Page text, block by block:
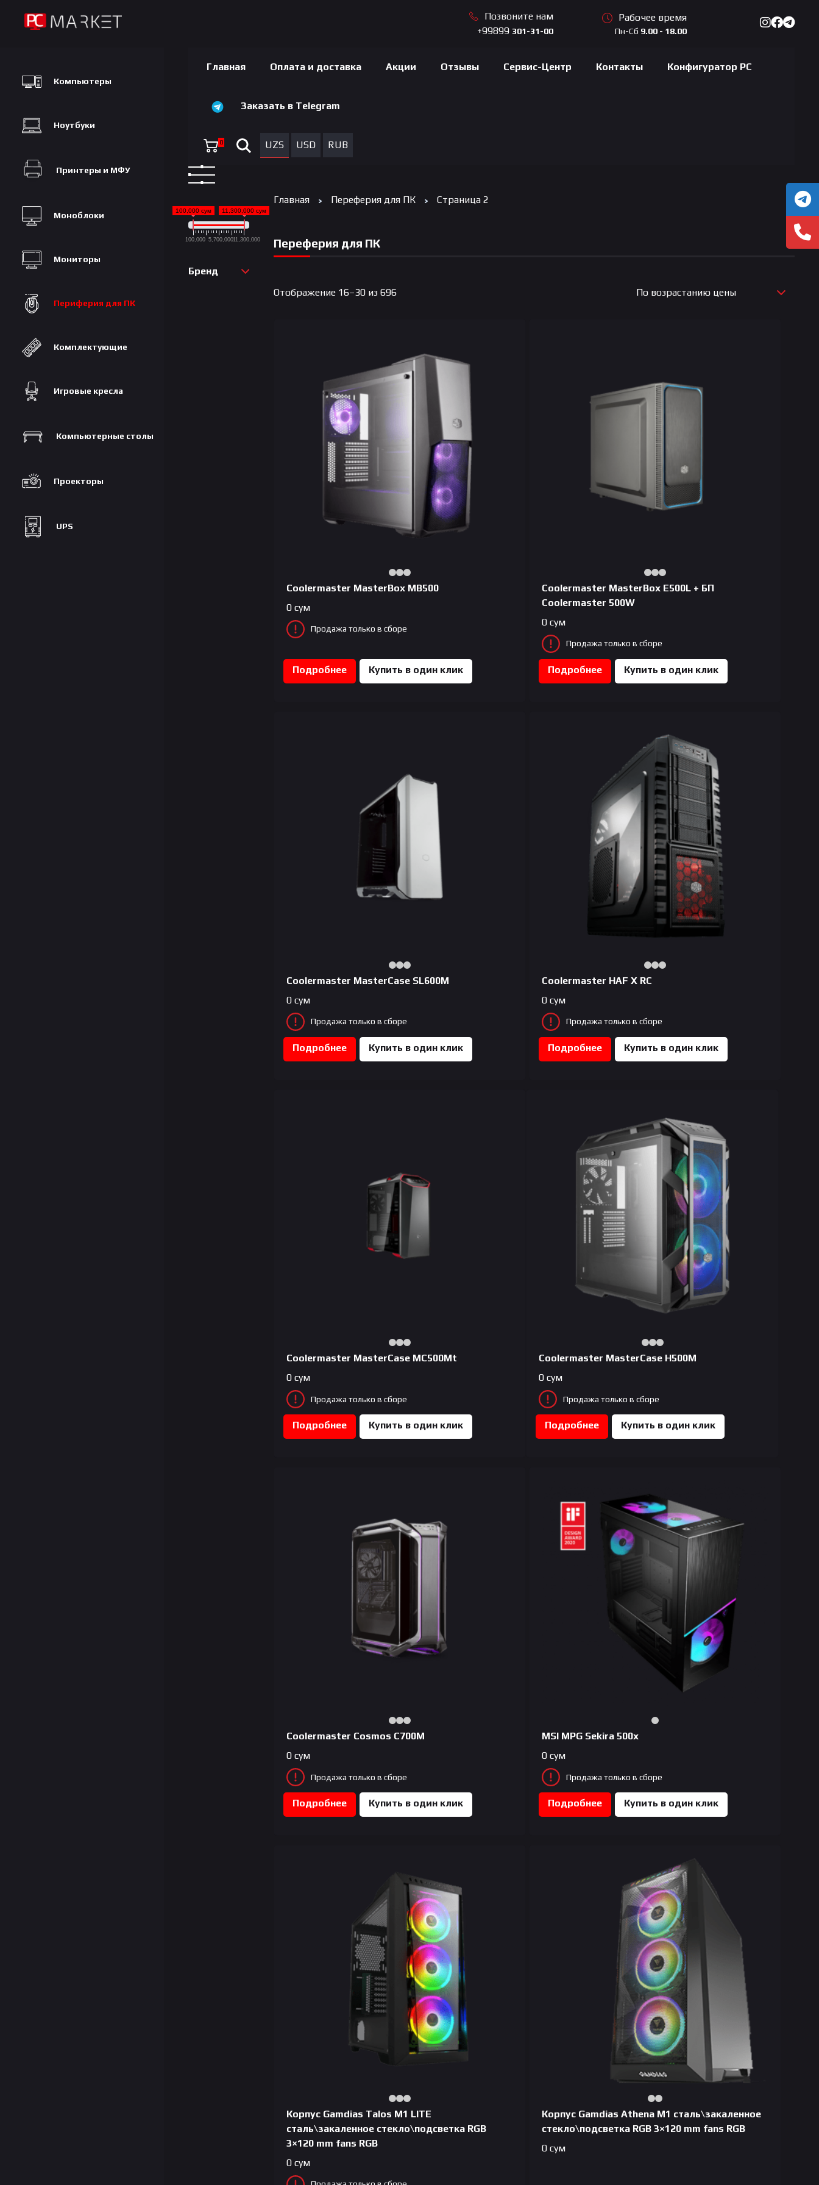
Позвоните нам
+99899 301-31-00
Рабочее время
Пн-Сб 9.00 - 18.00
Компьютеры
Ноутбуки
Принтеры и МФУ
Моноблоки
Мониторы
Периферия для ПК
Комплектующие
Игровые кресла
Компьютерные столы
Проекторы
UPS
Главная Оплата и доставка Акции Отзывы Сервис-Центр Контакты Конфигуратор PC
Заказать в Telegram
0 UZS USD RUB
100,000 сум 11,300,000 сум
100,000 5,700,00011,300,000
Бренд
Главная Переферия для ПК Страница 2
Переферия для ПК
Отображение 16–30 из 696Цены:
По возрастанию цены
Coolermaster MasterBox MB500
0сум
Продажа только в сборе
Подробнее Купить в один клик
Coolermaster MasterBox E500L + БП
Coolermaster 500W
0сум
Продажа только в сборе
Подробнее Купить в один клик
Coolermaster MasterCase SL600M
0сум
Продажа только в сборе
Подробнее Купить в один клик
Coolermaster HAF X RC
0сум
Продажа только в сборе
Подробнее Купить в один клик
Coolermaster MasterCase MC500Mt
0сум
Продажа только в сборе
Подробнее Купить в один клик
Coolermaster MasterCase H500M
0 сум
Продажа только в сборе
Подробнее Купить в один клик
Coolermaster Cosmos C700M
0сум
Продажа только в сборе
Подробнее Купить в один клик
MSI MPG Sekira 500x
0сум
Продажа только в сборе
Подробнее Купить в один клик
Корпус Gamdias Talos M1 LITE
сталь\закаленное стекло\подсветка RGB
3×120 mm fans RGB
0сум
Корпус Gamdias Athena M1 сталь\закаленное
стекло\подсветка RGB 3×120 mm fans RGB
0сум